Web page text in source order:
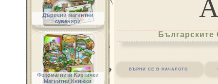
върни се в началото
Дървени магнитни
сувенири
Фотомагнити Картички
Магнитни Книжки